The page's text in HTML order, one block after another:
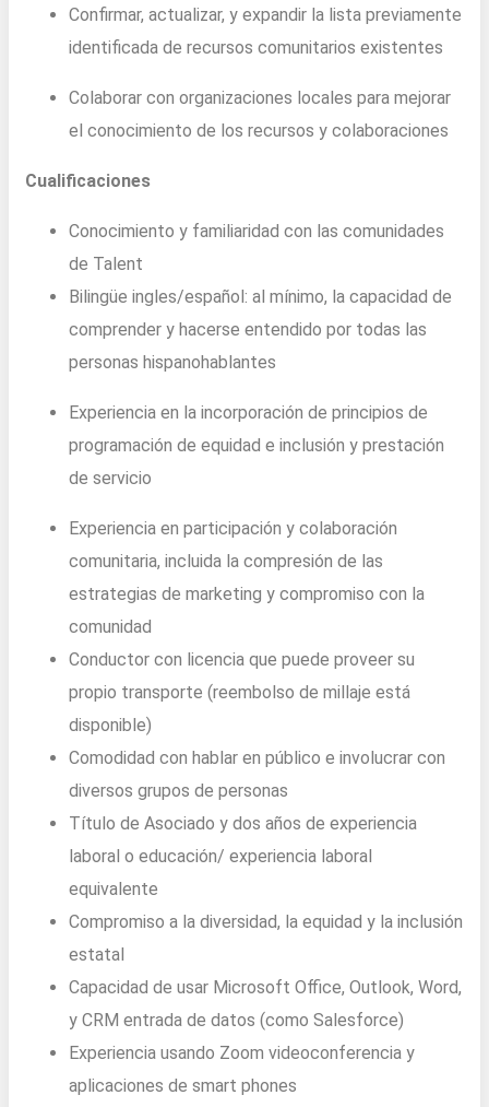
Confirmar, actualizar, y expandir la lista previamente
identificada de recursos comunitarios existentes
Colaborar con organizaciones locales para mejorar
el conocimiento de los recursos y colaboraciones
Cualificaciones
Conocimiento y familiaridad con las comunidades
de Talent
Bilingüe ingles/español: al mínimo, la capacidad de
comprender y hacerse entendido por todas las
personas hispanohablantes
Experiencia en la incorporación de principios de
programación de equidad e inclusión y prestación
de servicio
Experiencia en participación y colaboración
comunitaria, incluida la compresión de las
estrategias de marketing y compromiso con la
comunidad
Conductor con licencia que puede proveer su
propio transporte (reembolso de millaje está
disponible)
Comodidad con hablar en público e involucrar con
diversos grupos de personas
Título de Asociado y dos años de experiencia
laboral o educación/ experiencia laboral
equivalente
Compromiso a la diversidad, la equidad y la inclusión
estatal
Capacidad de usar Microsoft Office, Outlook, Word,
y CRM entrada de datos (como Salesforce)
Experiencia usando Zoom videoconferencia y
aplicaciones de smart phones